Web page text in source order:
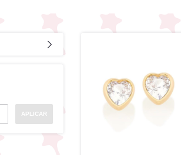
APLICAR